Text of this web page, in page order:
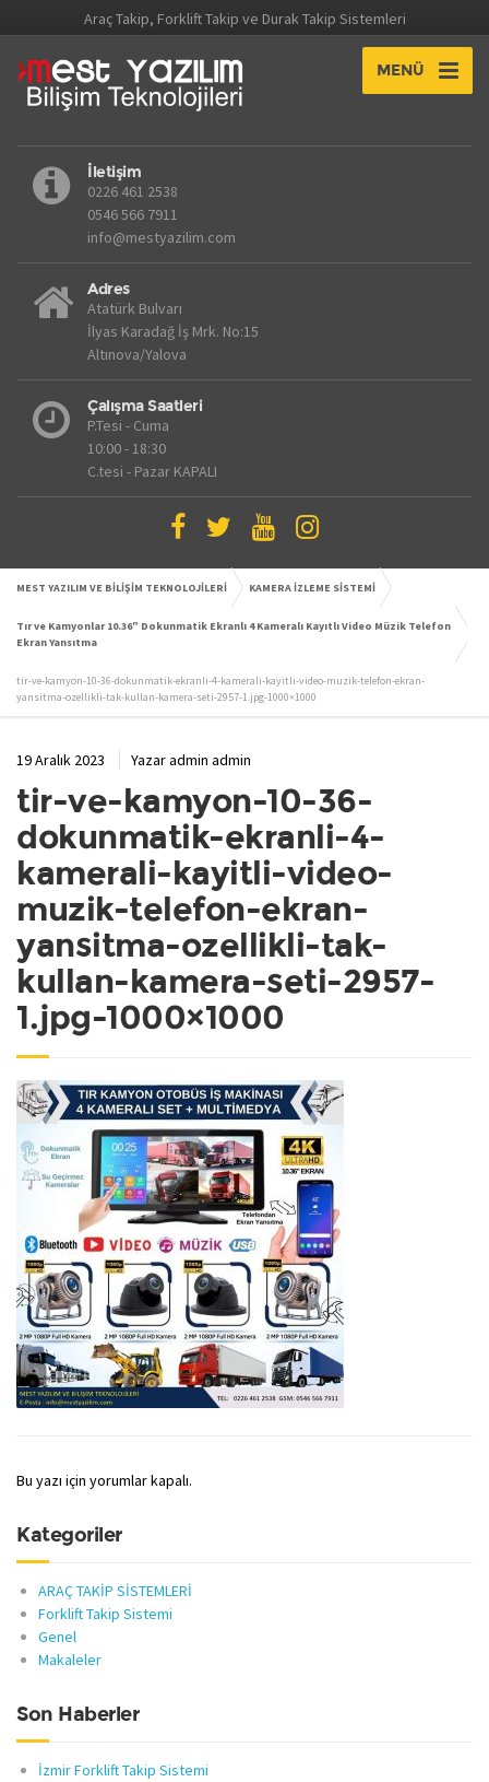
Araç Takip, Forklift Takip ve Durak Takip Sistemleri
MENÜ
İletişim
0226 461 2538
0546 566 7911
info@mestyazilim.com
Adres
Atatürk Bulvarı
İlyas Karadağ İş Mrk. No:15
Altınova/Yalova
Çalışma Saatleri
P.Tesi - Cuma
10:00 - 18:30
C.tesi - Pazar KAPALI
MEST YAZILIM VE BİLİŞİM TEKNOLOJİLERİ KAMERA İZLEME SİSTEMİ
Tır ve Kamyonlar 10.36″ Dokunmatik Ekranlı 4 Kameralı Kayıtlı Video Müzik Telefon
Ekran Yansıtma
tir-ve-kamyon-10-36-dokunmatik-ekranli-4-kamerali-kayitli-video-muzik-telefon-ekran-
yansitma-ozellikli-tak-kullan-kamera-seti-2957-1.jpg-1000×1000
19 Aralık 2023 Yazaradmin admin
tir-ve-kamyon-10-36-
dokunmatik-ekranli-4-
kamerali-kayitli-video-
muzik-telefon-ekran-
yansitma-ozellikli-tak-
kullan-kamera-seti-2957-
1.jpg-1000×1000
Bu yazı için yorumlar kapalı.
Kategoriler
ARAÇ TAKİP SİSTEMLERİ
Forklift Takip Sistemi
Genel
Makaleler
Son Haberler
İzmir Forklift Takip Sistemi